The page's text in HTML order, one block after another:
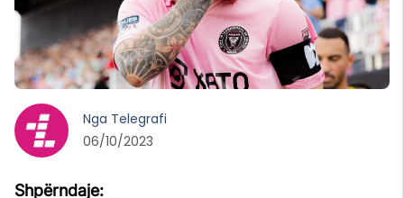
Nga Telegrafi
06/10/2023